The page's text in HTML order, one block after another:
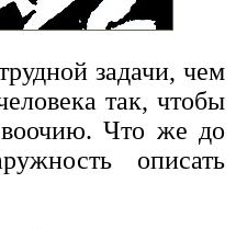
задачи, чем
так, чтобы
воочию. Что же до
описать